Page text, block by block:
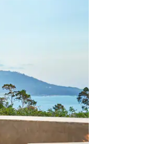
durch Berühren oder Wischgesten.